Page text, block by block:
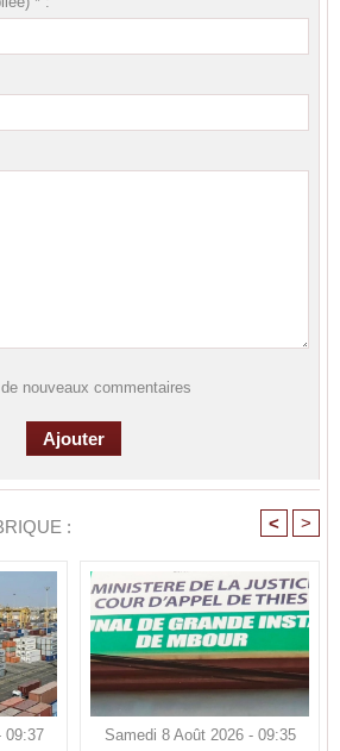
nouveaux commentaires
: < >
09:37 Samedi 8 Août 2026 - 09:35